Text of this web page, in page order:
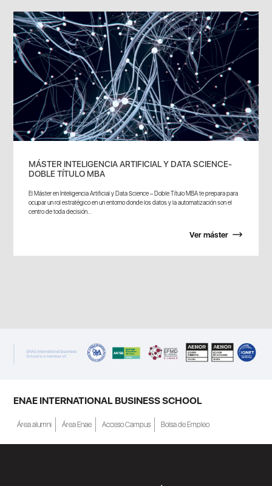
MÁSTER INTELIGENCIA ARTIFICIAL Y DATA SCIENCE-
DOBLE TÍTULO MBA
El Máster en Inteligencia Artificial y Data Science – Doble Título MBA te prepara para
ocupar un rol estratégico en un entorno donde los datos y la automatización son el
centro de toda decisión...
Ver máster
ENAE INTERNATIONAL BUSINESS SCHOOL
Área alumni Área Enae Acceso Campus Bolsa de Empleo